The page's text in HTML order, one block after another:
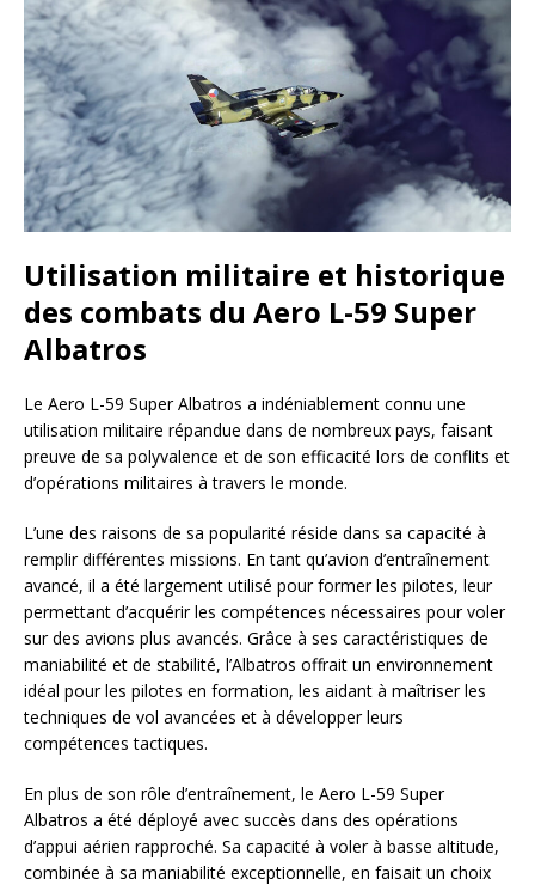
Utilisation militaire et historique
des combats du Aero L-59 Super
Albatros
Le Aero L-59 Super Albatros a indéniablement connu une
utilisation militaire répandue dans de nombreux pays, faisant
preuve de sa polyvalence et de son efficacité lors de conflits et
d’opérations militaires à travers le monde.
L’une des raisons de sa popularité réside dans sa capacité à
remplir différentes missions. En tant qu’avion d’entraînement
avancé, il a été largement utilisé pour former les pilotes, leur
permettant d’acquérir les compétences nécessaires pour voler
sur des avions plus avancés. Grâce à ses caractéristiques de
maniabilité et de stabilité, l’Albatros offrait un environnement
idéal pour les pilotes en formation, les aidant à maîtriser les
techniques de vol avancées et à développer leurs
compétences tactiques.
En plus de son rôle d’entraînement, le Aero L-59 Super
Albatros a été déployé avec succès dans des opérations
d’appui aérien rapproché. Sa capacité à voler à basse altitude,
combinée à sa maniabilité exceptionnelle, en faisait un choix